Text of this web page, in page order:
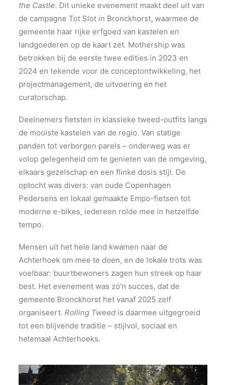
the Castle. Dit unieke evenement maakt deel uit van
de campagne Tot Slot in Bronckhorst, waarmee de
gemeente haar rijke erfgoed van kastelen en
landgoederen op de kaart zet. Mothership was
betrokken bij de eerste twee edities in 2023 en
2024 en tekende voor de conceptontwikkeling, het
projectmanagement, de uitvoering en het
curatorschap.
Deelnemers fietsten in klassieke tweed-outfits langs
de mooiste kastelen van de regio. Van statige
panden tot verborgen parels – onderweg was er
volop gelegenheid om te genieten van de omgeving,
elkaars gezelschap en een flinke dosis stijl. De
optocht was divers: van oude Copenhagen
Pedersens en lokaal gemaakte Empo-fietsen tot
moderne e-bikes, iedereen rolde mee in hetzelfde
tempo.
Mensen uit het hele land kwamen naar de
Achterhoek om mee te doen, en de lokale trots was
voelbaar: buurtbewoners zagen hun streek op haar
best. Het evenement was zó’n succes, dat de
gemeente Bronckhorst het vanaf 2025 zelf
organiseert. Rolling Tweed is daarmee uitgegroeid
tot een blijvende traditie – stijlvol, sociaal en
helemaal Achterhoeks.